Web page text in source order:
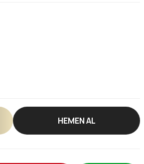
HEMEN AL